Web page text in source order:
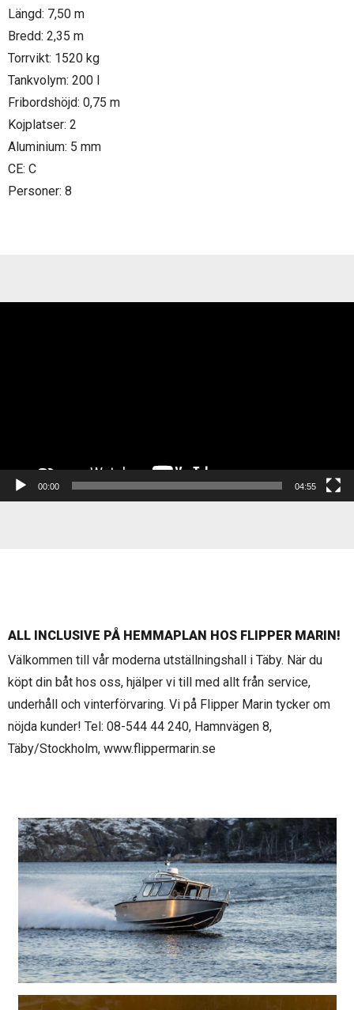
Längd: 7,50 m
Bredd: 2,35 m
Torrvikt: 1520 kg
Tankvolym: 200 l
Fribordshöjd: 0,75 m
Kojplatser: 2
Aluminium: 5 mm
CE: C
Personer: 8
00:00 04:55
ALL INCLUSIVE PÅ HEMMAPLAN HOS FLIPPER MARIN!
Välkommen till vår moderna utställningshall i Täby. När du
köpt din båt hos oss, hjälper vi till med allt från service,
underhåll och vinterförvaring. Vi på Flipper Marin tycker om
nöjda kunder! Tel: 08-544 44 240, Hamnvägen 8,
Täby/Stockholm, www.flippermarin.se